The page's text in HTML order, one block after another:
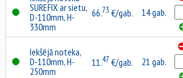
SUREFIX ar sietu,
D-110mm, H-
330mm
66.73 €/gab. 14 gab.
Iekšējā noteka,
D-110mm, H-
250mm
11.47 €/gab. 21 gab.